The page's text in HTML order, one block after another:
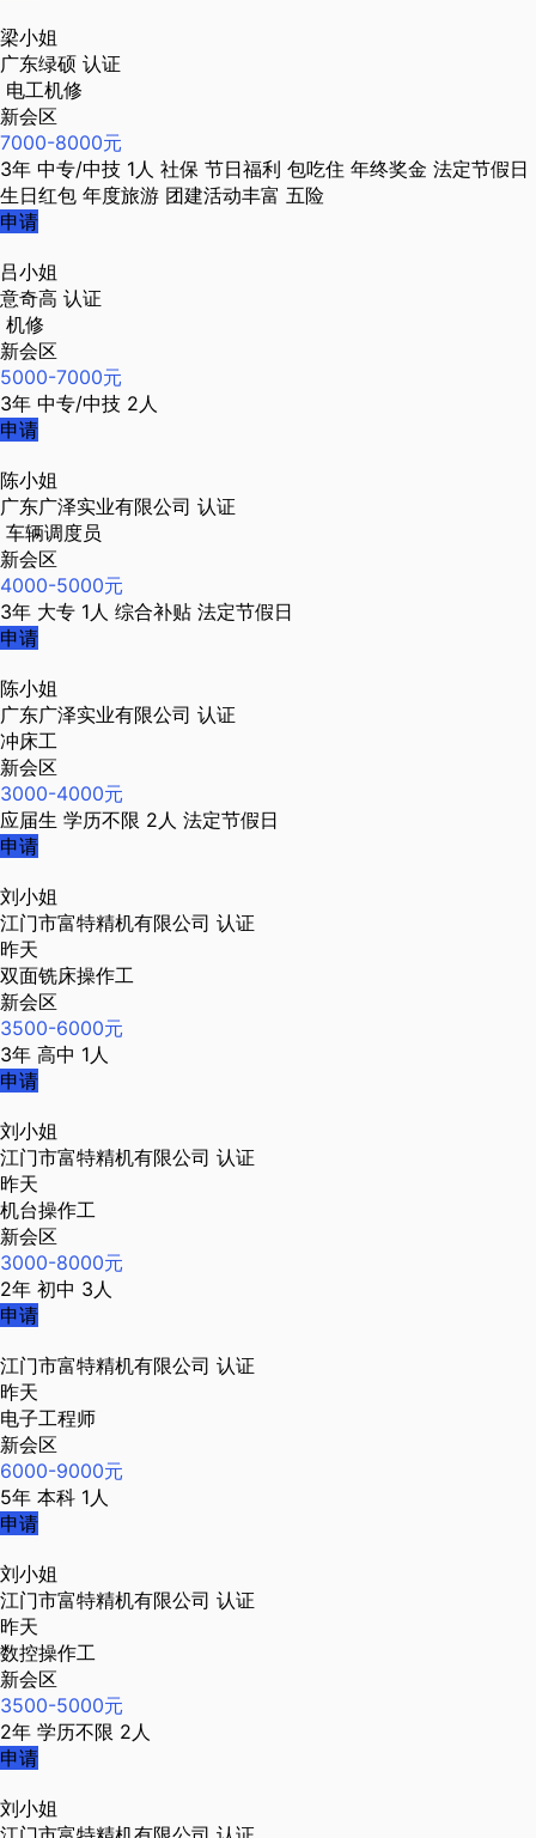
梁小姐
广东绿硕 认证
电工机修
新会区
7000-8000元
3年 中专/中技 1人 社保 节日福利 包吃住 年终奖金 法定节假日
生日红包 年度旅游 团建活动丰富 五险
申请
吕小姐
意奇高 认证
机修
新会区
5000-7000元
3年 中专/中技 2人
申请
陈小姐
广东广泽实业有限公司 认证
车辆调度员
新会区
4000-5000元
3年 大专 1人 综合补贴 法定节假日
申请
陈小姐
广东广泽实业有限公司 认证
冲床工
新会区
3000-4000元
应届生 学历不限 2人 法定节假日
申请
刘小姐
江门市富特精机有限公司 认证
昨天
双面铣床操作工
新会区
3500-6000元
3年 高中 1人
申请
刘小姐
江门市富特精机有限公司 认证
昨天
机台操作工
新会区
3000-8000元
2年 初中 3人
申请
江门市富特精机有限公司 认证
昨天
电子工程师
新会区
6000-9000元
5年 本科 1人
申请
刘小姐
江门市富特精机有限公司 认证
昨天
数控操作工
新会区
3500-5000元
2年 学历不限 2人
申请
刘小姐